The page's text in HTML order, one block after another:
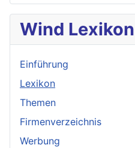
Wind Lexikon
Einführung
Lexikon
Themen
Firmenverzeichnis
Werbung